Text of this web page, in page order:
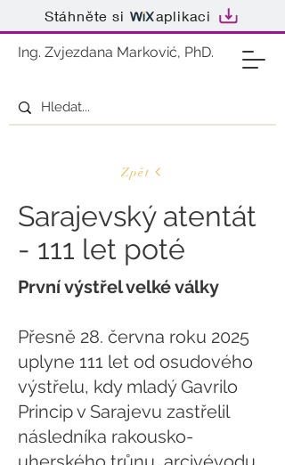
Stáhněte si aplikaci
Ing. Zvjezdana Marković, PhD.
Zpět
Sarajevský atentát
- 111 let poté
První výstřel velké války
Přesně 28. června roku 2025
uplyne 111 let od osudového
výstřelu, kdy mladý Gavrilo
Princip v Sarajevu zastřelil
následníka rakousko-